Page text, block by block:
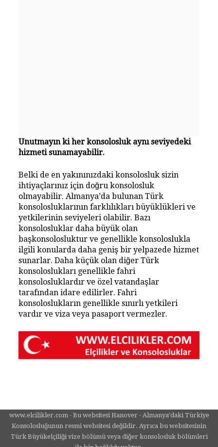
Unutmayın ki her konsolosluk aynı seviyedeki
hizmeti sunamayabilir.
Belki de en yakınınızdaki konsolosluk sizin
ihtiyaçlarınız için doğru konsolosluk
olmayabilir. Almanya’da bulunan Türk
konsolosluklarının farklılıkları büyüklükleri ve
yetkilerinin seviyeleri olabilir. Bazı
konsolosluklar daha büyük olan
başkonsolosluktur ve genellikle konsoloslukla
ilgili konularda daha geniş bir yelpazede hizmet
sunarlar. Daha küçük olan diğer Türk
konsoloslukları genellikle fahri
konsolosluklardır ve özel vatandaşlar
tarafından idare edilirler. Fahri
konsoloslukların genellikle sınırlı yetkileri
vardır ve viza veya pasaport vermezler.
www.elcilikler.com - Bu websitesi Hanover - Almanya’daki Türkiye
Konsolosluğunun resmi websitesi değildir. Ayrıca bu websitesinin
Türk Büyükelçiliği vize bölümü veya diğer konsolosluk bölümleri